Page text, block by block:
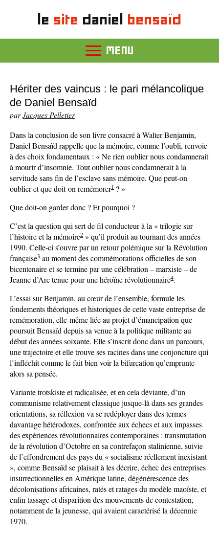
le site daniel bensaïd
MENU
Hériter des vaincus : le pari mélancolique
de Daniel Bensaïd
parJacques Pelletier
Dans la conclusion de son livre consacré à Walter Benjamin,
Daniel Bensaïd rappelle que la mémoire, comme l’oubli, renvoie
à des choix fondamentaux : « Ne rien oublier nous condamnerait
à mourir d’insomnie. Tout oublier nous condamnerait à la
servitude sans fin de l’esclave sans mémoire. Que peut-on
oublier et que doit-on remémorer1 ? »
Que doit-on garder donc ? Et pourquoi ?
C’est la question qui sert de fil conducteur à la « trilogie sur
l’histoire et la mémoire2 » qu’il produit au tournant des années
1990. Celle-ci s’ouvre par un retour polémique sur la Révolution
française3 au moment des commémorations officielles de son
bicentenaire et se termine par une célébration – marxiste – de
Jeanne d’Arc tenue pour une héroïne révolutionnaire4.
L’essai sur Benjamin, au cœur de l’ensemble, formule les
fondements théoriques et historiques de cette vaste entreprise de
remémoration, elle-même liée au projet d’émancipation que
poursuit Bensaïd depuis sa venue à la politique militante au
début des années soixante. Elle s’inscrit donc dans un parcours,
une trajectoire et elle trouve ses racines dans une conjoncture qui
l’infléchit comme le fait bien voir la bifurcation qu’emprunte
alors sa pensée.
Variante trotskiste et radicalisée, et en cela déviante, d’un
communisme relativement classique jusque-là dans ses grandes
orientations, sa réflexion va se redéployer dans des termes
davantage hétérodoxes, confrontée aux échecs et aux impasses
des expériences révolutionnaires contemporaines : transmutation
de la révolution d’Octobre en sa contrefaçon stalinienne, suivie
de l’effondrement des pays du « socialisme réellement inexistant
», comme Bensaïd se plaisait à les décrire, échec des entreprises
insurrectionnelles en Amérique latine, dégénérescence des
décolonisations africaines, ratés et ratages du modèle maoïste, et
enfin tassage et disparition des mouvements de contestation,
notamment de la jeunesse, qui avaient caractérisé la décennie
1970.